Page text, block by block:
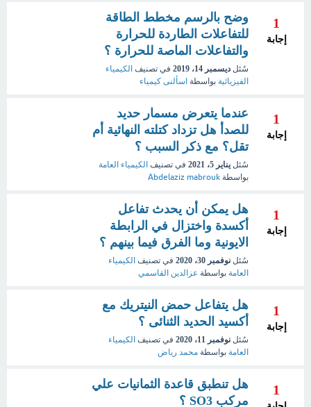
1
إجابة
وضح بالرسم مخطط الطاقة
للتفاعلات الطاردة للحرارة
والتفاعلات الماصة للحرارة ؟
سُئل ديسمبر 14، 2019 في تصنيف الكيمياء
الفيزيائية بواسطة اسألنى كيمياء
1
إجابة
عندما يتعرض مسمار حديد
للصدأ هل تزداد كتلته النهائية أم
تقل؟ مع ذكر السبب ؟
سُئل يناير 5، 2021 في تصنيف الكيمياء العامة
بواسطة Abdelaziz mabrouk
1
إجابة
هل يمكن أن يحدث تفاعل
أكسدة واختزال في الرابطة
الايونية وما الفرق فيما بينهم ؟
سُئل نوفمبر 30، 2020 في تصنيف الكيمياء
العامة بواسطة عزالدين القاسمي
1
إجابة
هل يتفاعل حمض النيتريك مع
أكسيد الحديد الثنائى ؟
سُئل نوفمبر 11، 2020 في تصنيف الكيمياء
العامة بواسطة محمد رياض
1
هل تنطبق قاعدة الثمانيات علي
مركب SO3 ؟